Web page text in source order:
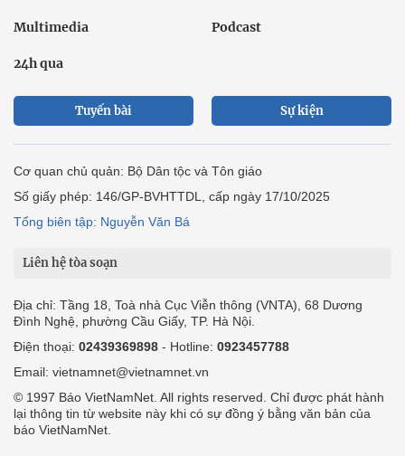
Multimedia Podcast
24h qua
Tuyến bài Sự kiện
Cơ quan chủ quản: Bộ Dân tộc và Tôn giáo
Số giấy phép: 146/GP-BVHTTDL, cấp ngày 17/10/2025
Tổng biên tập: Nguyễn Văn Bá
Liên hệ tòa soạn
Địa chỉ: Tầng 18, Toà nhà Cục Viễn thông (VNTA), 68 Dương
Đình Nghệ, phường Cầu Giấy, TP. Hà Nội.
Điện thoại: 02439369898 - Hotline: 0923457788
Email: vietnamnet@vietnamnet.vn
© 1997 Báo VietNamNet. All rights reserved. Chỉ được phát hành
lại thông tin từ website này khi có sự đồng ý bằng văn bản của
báo VietNamNet.